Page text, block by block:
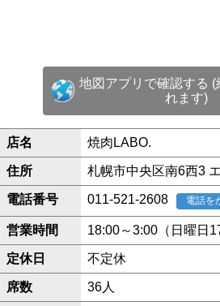
地図アプリで確認する (
れます)
店名 焼肉LABO.
住所 札幌市中央区南6西3
電話番号 011-521-2608 電話を
営業時間 18:00～3:00（日曜日
定休日 不定休
席数 36人